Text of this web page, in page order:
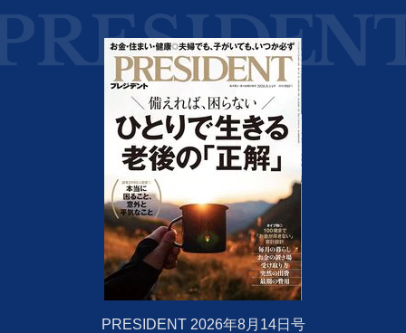
PRESIDENT 2026年8月14日号